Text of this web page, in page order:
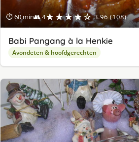
⏱ 60 min👥 4★★★★☆ 3.96 (108)
Babi Pangang à la Henkie
Avondeten & hoofdgerechten